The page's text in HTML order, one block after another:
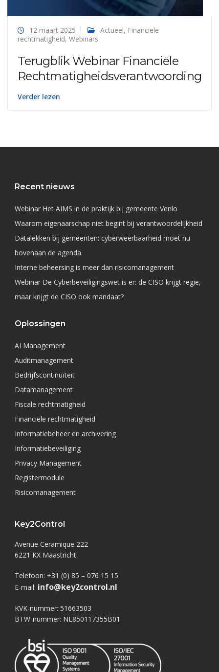
12 maart 2025 Actueel, Financiële
rechtmatigheid, Webinars
Terugblik Webinar Financiële
Rechtmatigheidsverantwoording
Verder lezen
Recent nieuws
Webinar Het AIMS in de praktijk bij gemeente Venlo
Waarom eigenaarschap niet begint bij verantwoordelijkheid
Datalekken bij gemeenten: cyberweerbaarheid moet nu
bovenaan de agenda
Interne beheersing is meer dan risicomanagement
Webinar De Cyberbeveiligingswet is er: de CISO krijgt regie,
maar krijgt de CISO ook mandaat?
Oplossingen
AI Management
Auditmanagement
Bedrijfscontinuïteit
Datamanagement
Fiscale rechtmatigheid
Financiële rechtmatigheid
Informatiebeheer en archivering
Informatiebeveiliging
Privacy Management
Registermodule
Risicomanagement
Key2Control
Avenue Ceramique 222
6221 KX Maastricht
Telefoon: +31 (0) 85 – 076 15 15
E-mail: info@key2control.nl
KVK-nummer: 51663503
BTW-nummer: NL850117355B01